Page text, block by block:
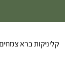
קליניקות ברא